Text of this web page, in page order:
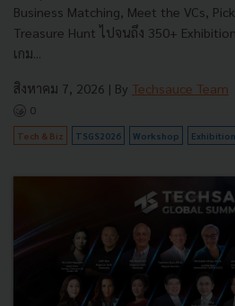
Business Matching, Meet the VCs,
Treasure Hunt ไปจนถึง 350+
เกม...
สิงหาคม 7, 2026 | By Techsauce Team
0
Tech & Biz TSGS2026 Workshop Exhibition